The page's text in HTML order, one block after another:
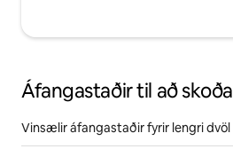
Áfangastaðir til að skoða
Vinsælir áfangastaðir fyrir lengri dvöl